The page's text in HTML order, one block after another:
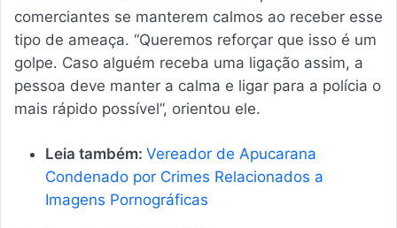
comerciantes se manterem calmos ao receber esse
tipo de ameaça. “Queremos reforçar que isso é um
golpe. Caso alguém receba uma ligação assim, a
pessoa deve manter a calma e ligar para a polícia o
mais rápido possível”, orientou ele.
Leia também: Vereador de Apucarana
Condenado por Crimes Relacionados a
Imagens Pornográficas